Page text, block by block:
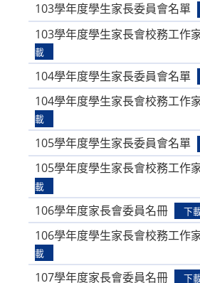
103學年度學生家長委員會名單
103學年度學生家長會校務工作
載
104學年度學生家長委員會名單
104學年度學生家長會校務工作
載
105學年度學生家長委員會名單
105學年度學生家長會校務工作
載
106學年度家長會委員名冊 下
106學年度學生家長會校務工作
載
107學年度家長會委員名冊 下